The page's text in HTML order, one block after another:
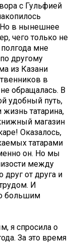
с Гульфией
Но в нынешнее
чего только не
полгода мне
другому
из Казани
в
обращалась. В
удобный путь,
татарина,
магазин
Оказалось,
татарами
он. Но мы
между
от друга и
И
большим
я спросила о
За это время